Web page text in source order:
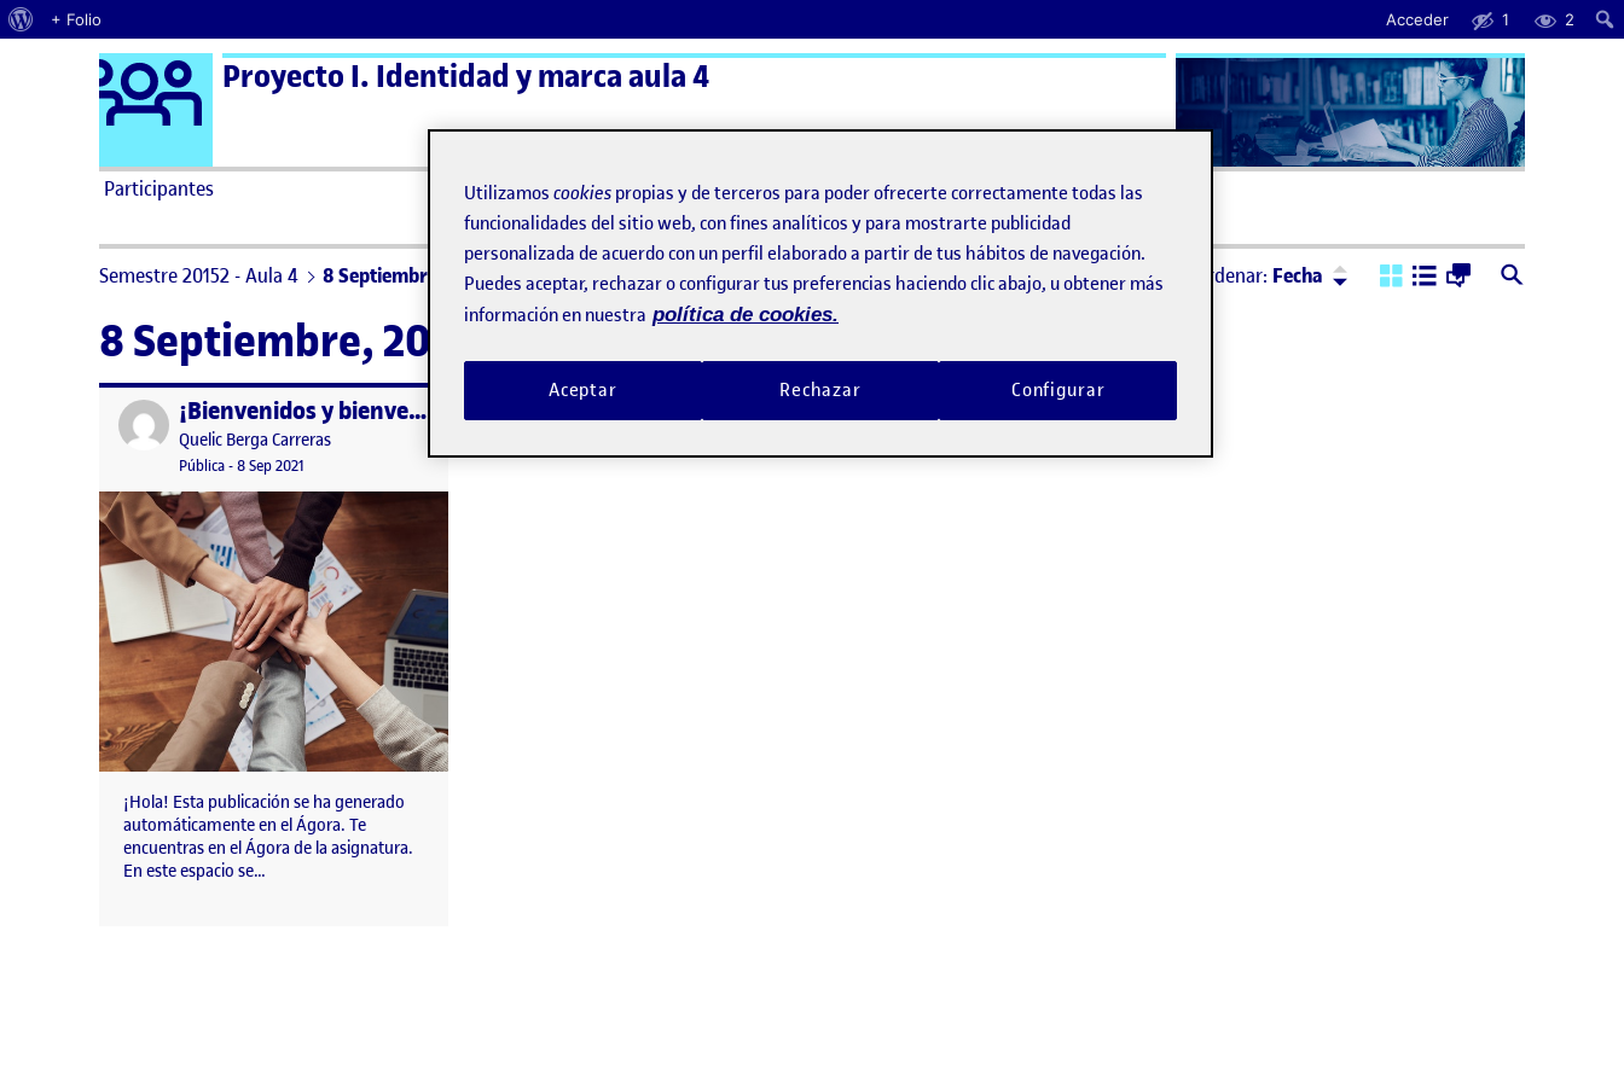
Acerca de WordPress
+ Folio Acceder 1 2
Saltar al contenido Logo Ágora
Proyecto I. Identidad y marca aula 4
Participantes ActiFolios Ayuda
Semestre 20152 - Aula 4 8 Septiembre, 2021 Ordenar: Fecha Ordenar:Descendente
8 Septiembre, 2021
Publicado por ¡Bienvenidos y bienvenidas!
Publicado por
Quelic Berga Carreras
Visibilidad:
Pública-Fecha de publicación
8 Sep 2021 9 septiembre, 2021 2:49 pm
¡Hola! Esta publicación se ha generado
automáticamente en el Ágora. Te
encuentras en el Ágora de la asignatura.
En este espacio se…
Utilizamos cookies propias y de terceros para poder ofrecerte correctamente todas las
funcionalidades del sitio web, con fines analíticos y para mostrarte publicidad
personalizada de acuerdo con un perfil elaborado a partir de tus hábitos de navegación.
Puedes aceptar, rechazar o configurar tus preferencias haciendo clic abajo, u obtener más
información en nuestra política de cookies.
Rechazar
Aceptar Configurar